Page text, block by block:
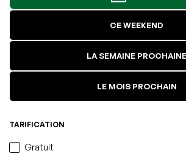
CE WEEKEND
LA SEMAINE PROCHAINE
LE MOIS PROCHAIN
TARIFICATION
Gratuit